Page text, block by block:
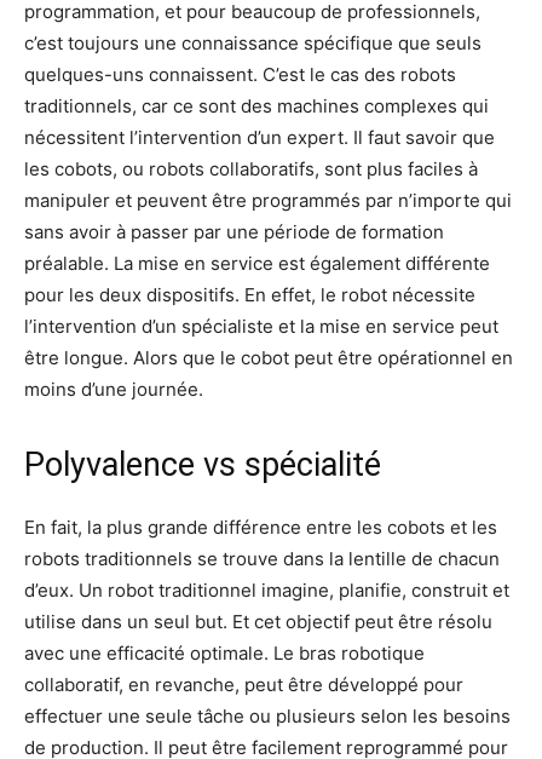
programmation, et pour beaucoup de professionnels,
c’est toujours une connaissance spécifique que seuls
quelques-uns connaissent. C’est le cas des robots
traditionnels, car ce sont des machines complexes qui
nécessitent l’intervention d’un expert. Il faut savoir que
les cobots, ou robots collaboratifs, sont plus faciles à
manipuler et peuvent être programmés par n’importe qui
sans avoir à passer par une période de formation
préalable. La mise en service est également différente
pour les deux dispositifs. En effet, le robot nécessite
l’intervention d’un spécialiste et la mise en service peut
être longue. Alors que le cobot peut être opérationnel en
moins d’une journée.
Polyvalence vs spécialité
En fait, la plus grande différence entre les cobots et les
robots traditionnels se trouve dans la lentille de chacun
d’eux. Un robot traditionnel imagine, planifie, construit et
utilise dans un seul but. Et cet objectif peut être résolu
avec une efficacité optimale. Le bras robotique
collaboratif, en revanche, peut être développé pour
effectuer une seule tâche ou plusieurs selon les besoins
de production. Il peut être facilement reprogrammé pour